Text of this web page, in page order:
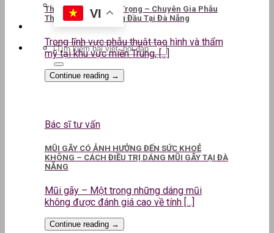
VI
ThS.BS CKII Lê Kim Trọng – Chuyên Gia Phẫu
Thuật Thẩm Mỹ Hàng Đầu Tại Đà Nẵng
Trong lĩnh vực phẫu thuật tạo hình và thẩm
mỹ tại khu vực miền Trung, [...]
Continue reading →
Bác sĩ tư vấn
MŨI GÃY CÓ ẢNH HƯỞNG ĐẾN SỨC KHOẺ
KHÔNG – CÁCH ĐIỀU TRỊ DÁNG MŨI GÃY TẠI ĐÀ
NẴNG
Mũi gãy – Một trong những dáng mũi
không được đánh giá cao về tính [...]
Continue reading →